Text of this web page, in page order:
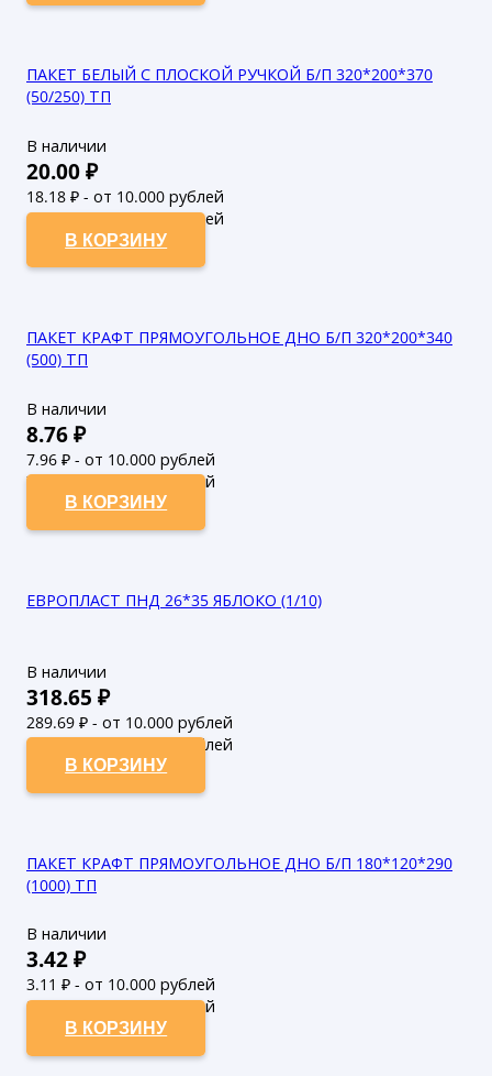
ПАКЕТ БЕЛЫЙ С ПЛОСКОЙ РУЧКОЙ Б/П 320*200*370
(50/250) ТП
В наличии
20.00₽
18.18 ₽ - от 10.000 рублей
16.53₽ - от 50.000 рублей
В КОРЗИНУ
ПАКЕТ КРАФТ ПРЯМОУГОЛЬНОЕ ДНО Б/П 320*200*340
(500) ТП
В наличии
8.76₽
7.96 ₽ - от 10.000 рублей
7.24₽ - от 50.000 рублей
В КОРЗИНУ
ЕВРОПЛАСТ ПНД 26*35 ЯБЛОКО (1/10)
В наличии
318.65 ₽
289.69 ₽ - от 10.000 рублей
263.35₽ - от 50.000 рублей
В КОРЗИНУ
ПАКЕТ КРАФТ ПРЯМОУГОЛЬНОЕ ДНО Б/П 180*120*290
(1000) ТП
В наличии
3.42₽
3.11 ₽ - от 10.000 рублей
2.83₽ - от 50.000 рублей
В КОРЗИНУ